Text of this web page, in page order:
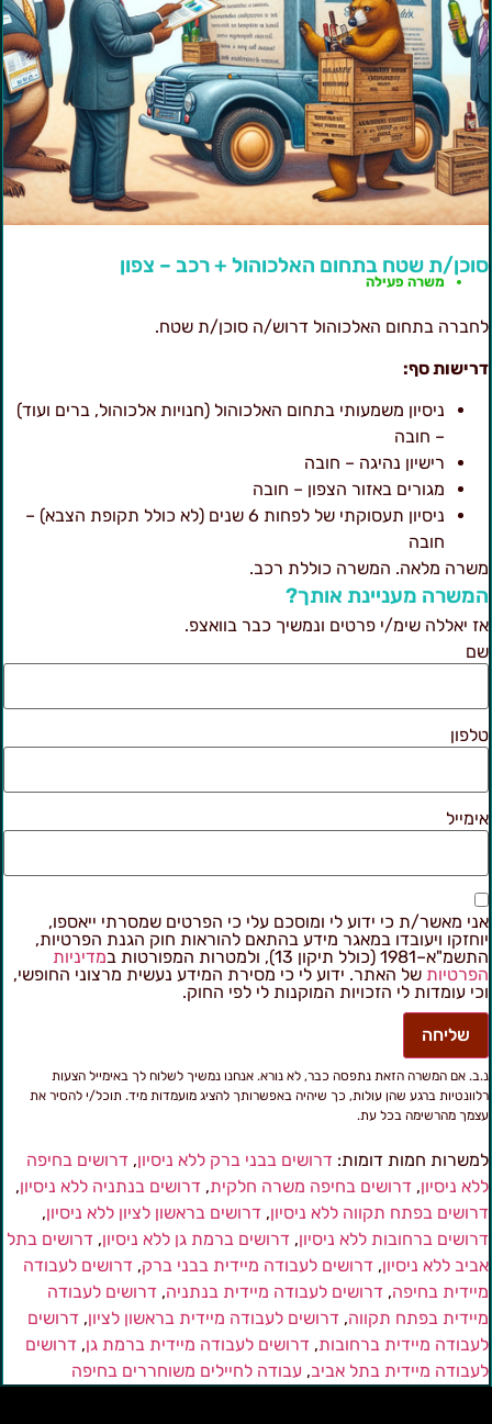
ת שטח בתחום האלכוהול + רכב – צפון
משרה פעילה
בתחום האלכוהול דרוש/ה סוכן/ת שטח.
סף:
ניסיון משמעותי בתחום האלכוהול (חנויות אלכוהול, ברים ועוד)
– חובה
רישיון נהיגה – חובה
מגורים באזור הצפון – חובה
ניסיון תעסוקתי של לפחות 6 שנים (לא כולל תקופת הצבא) –
חובה
מלאה. המשרה כוללת רכב.
מעניינת אותך?
יאללה שימ/י פרטים ונמשיך כבר בוואצפ.
מאשר/ת כי ידוע לי ומוסכם עלי כי הפרטים שמסרתי ייאספו,
ויעובדו במאגר מידע בהתאם להוראות חוק הגנת הפרטיות,
(כולל תיקון 13), ולמטרות המפורטות ב
מדיניות
של האתר. ידוע לי כי מסירת המידע נעשית מרצוני החופשי,
עומדות לי הזכויות המוקנות לי לפי החוק.
שליחה
אם המשרה הזאת נתפסה כבר, לא נורא. אנחנו נמשיך לשלוח לך באימייל הצעות
ברגע שהן עולות, כך שיהיה באפשרותך להציג מועמדות מיד. תוכל/י להסיר את
מהרשימה בכל עת.
חמות דומות:דרושים בבני ברק ללא ניסיון,דרושים בחיפה
ניסיון,דרושים בחיפה משרה חלקית,דרושים בנתניה ללא ניסיון,
בפתח תקווה ללא ניסיון,דרושים בראשון לציון ללא ניסיון,
ברחובות ללא ניסיון,דרושים ברמת גן ללא ניסיון,דרושים בתל
ללא ניסיון,דרושים לעבודה מיידית בבני ברק,דרושים לעבודה
בחיפה,דרושים לעבודה מיידית בנתניה,דרושים לעבודה
בפתח תקווה,דרושים לעבודה מיידית בראשון לציון,דרושים
מיידית ברחובות,דרושים לעבודה מיידית ברמת גן,דרושים
מיידית בתל אביב,עבודה לחיילים משוחררים בחיפה